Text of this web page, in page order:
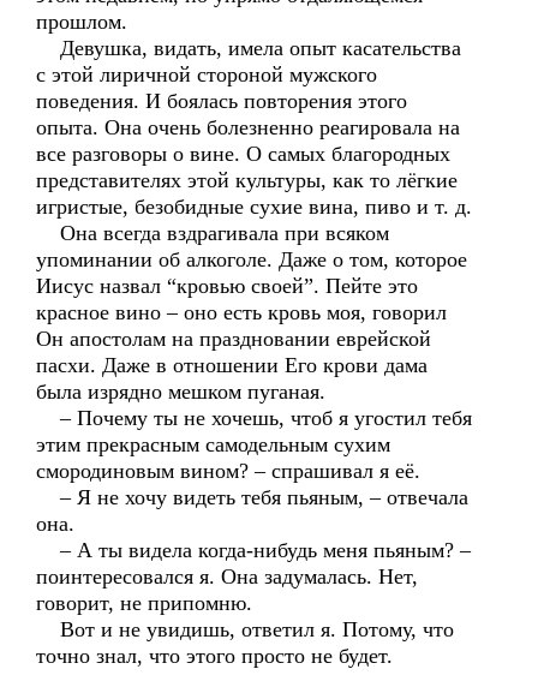
прошлом.
Девушка, видать, имела опыт касательства
с этой лиричной стороной мужского
поведения. И боялась повторения этого
опыта. Она очень болезненно реагировала на
все разговоры о вине. О самых благородных
представителях этой культуры, как то лёгкие
игристые, безобидные сухие вина, пиво и т. д.
Она всегда вздрагивала при всяком
упоминании об алкоголе. Даже о том, которое
Иисус назвал “кровью своей”. Пейте это
красное вино – оно есть кровь моя, говорил
Он апостолам на праздновании еврейской
пасхи. Даже в отношении Его крови дама
была изрядно мешком пуганая.
– Почему ты не хочешь, чтоб я угостил тебя
этим прекрасным самодельным сухим
смородиновым вином? – спрашивал я её.
– Я не хочу видеть тебя пьяным, – отвечала
она.
– А ты видела когда-нибудь меня пьяным? –
поинтересовался я. Она задумалась. Нет,
говорит, не припомню.
Вот и не увидишь, ответил я. Потому, что
точно знал, что этого просто не будет.